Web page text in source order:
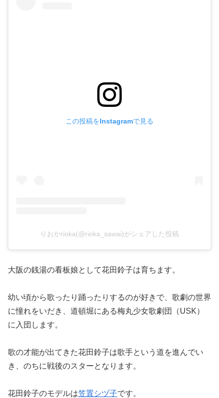
この投稿をInstagramで見る
りおかrioka(@rioka_sawai)がシェアした投稿
大阪の銭湯の看板娘として花田鈴子は育ちます。
幼い頃から歌ったり踊ったりするのが好きで、歌劇の世界
に憧れをいだき、道頓堀にある梅丸少女歌劇団（USK）
に入団します。
歌の才能が出てきた花田鈴子は歌手という道を進んでい
き、のちに戦後のスターとなります。
花田鈴子のモデルは笠置シヅ子です。